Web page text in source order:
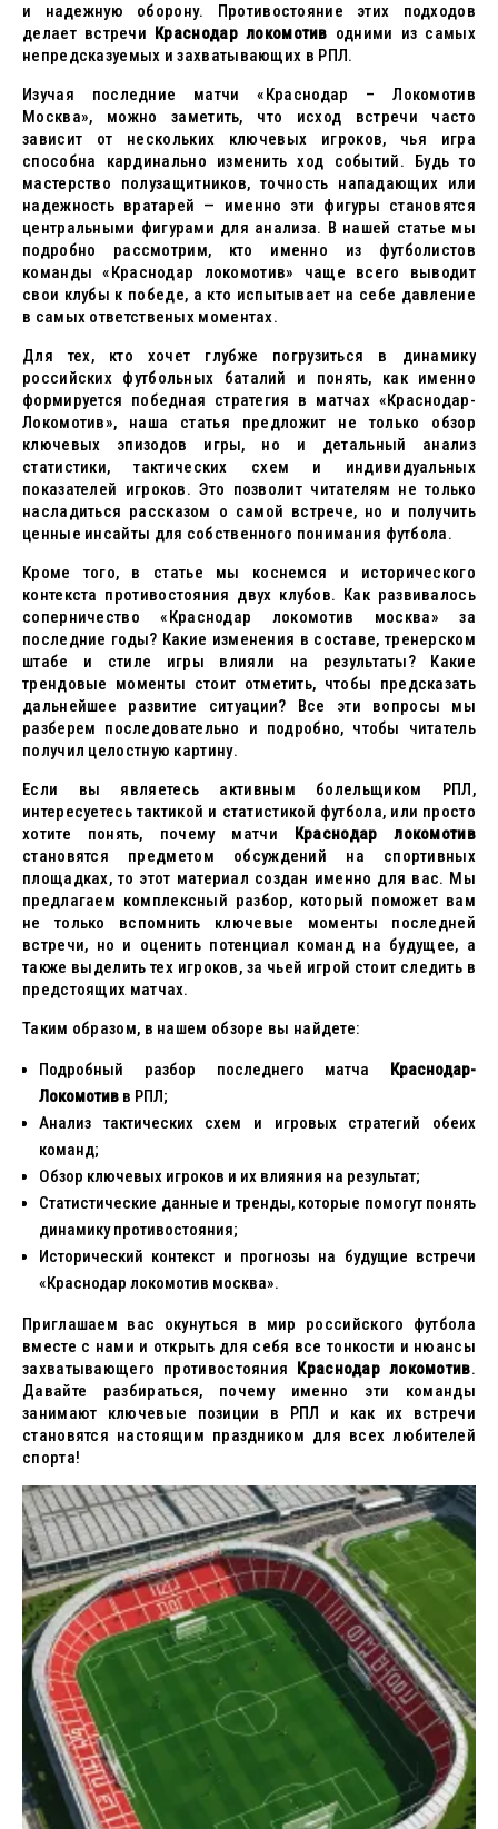
и надежную оборону. Противостояние этих подходов
делает встречи Краснодар локомотив одними из самых
непредсказуемых и захватывающих в РПЛ.
Изучая последние матчи «Краснодар – Локомотив
Москва», можно заметить, что исход встречи часто
зависит от нескольких ключевых игроков, чья игра
способна кардинально изменить ход событий. Будь то
мастерство полузащитников, точность нападающих или
надежность вратарей — именно эти фигуры становятся
центральными фигурами для анализа. В нашей статье мы
подробно рассмотрим, кто именно из футболистов
команды «Краснодар локомотив» чаще всего выводит
свои клубы к победе, а кто испытывает на себе давление
в самых ответственых моментах.
Для тех, кто хочет глубже погрузиться в динамику
российских футбольных баталий и понять, как именно
формируется победная стратегия в матчах «Краснодар-
Локомотив», наша статья предложит не только обзор
ключевых эпизодов игры, но и детальный анализ
статистики, тактических схем и индивидуальных
показателей игроков. Это позволит читателям не только
насладиться рассказом о самой встрече, но и получить
ценные инсайты для собственного понимания футбола.
Кроме того, в статье мы коснемся и исторического
контекста противостояния двух клубов. Как развивалось
соперничество «Краснодар локомотив москва» за
последние годы? Какие изменения в составе, тренерском
штабе и стиле игры влияли на результаты? Какие
трендовые моменты стоит отметить, чтобы предсказать
дальнейшее развитие ситуации? Все эти вопросы мы
разберем последовательно и подробно, чтобы читатель
получил целостную картину.
Если вы являетесь активным болельщиком РПЛ,
интересуетесь тактикой и статистикой футбола, или просто
хотите понять, почему матчи Краснодар локомотив
становятся предметом обсуждений на спортивных
площадках, то этот материал создан именно для вас. Мы
предлагаем комплексный разбор, который поможет вам
не только вспомнить ключевые моменты последней
встречи, но и оценить потенциал команд на будущее, а
также выделить тех игроков, за чьей игрой стоит следить в
предстоящих матчах.
Таким образом, в нашем обзоре вы найдете:
Подробный разбор последнего матча Краснодар-
Локомотив в РПЛ;
Анализ тактических схем и игровых стратегий обеих
команд;
Обзор ключевых игроков и их влияния на результат;
Статистические данные и тренды, которые помогут понять
динамику противостояния;
Исторический контекст и прогнозы на будущие встречи
«Краснодар локомотив москва».
Приглашаем вас окунуться в мир российского футбола
вместе с нами и открыть для себя все тонкости и нюансы
захватывающего противостояния Краснодар локомотив.
Давайте разбираться, почему именно эти команды
занимают ключевые позиции в РПЛ и как их встречи
становятся настоящим праздником для всех любителей
спорта!